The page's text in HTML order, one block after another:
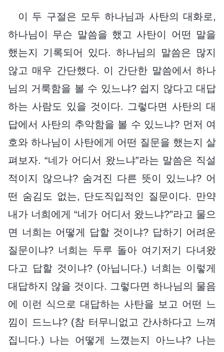
이 두 구절은 모두 하나님과 사탄의 대화로,
하나님이 무슨 말씀을 했고 사탄이 어떤 말을
했는지 기록되어 있다. 하나님의 말씀은 많지
않고 매우 간단했다. 이 간단한 말씀에서 하나
님의 거룩함을 볼 수 있느냐? 쉽지 않다고 대답
하는 사람도 있을 것이다. 그렇다면 사탄의 대
답에서 사탄의 추악함을 볼 수 있느냐? 먼저 여
호와 하나님이 사탄에게 어떤 질문을 했는지 살
펴보자. “네가 어디서 왔느냐”라는 말씀은 직설
적이지 않으냐? 숨겨진 다른 뜻이 있느냐? 어
떤 숨김도 없는, 단도직입적인 질문이다. 만약
내가 너희에게 “네가 어디서 왔느냐?”라고 물으
면 너희는 어떻게 답할 것이냐? 답하기 어려운
질문이냐? 너희는 두루 돌아 여기저기 다녀왔
다고 답할 것이냐? (아닙니다.) 너희는 이렇게
대답하지 않을 것이다. 그렇다면 하나님의 물음
에 이런 식으로 대답하는 사탄을 보고 어떤 느
낌이 드느냐? (참 터무니없고 간사하다고 느껴
집니다.) 나는 어떻게 느꼈는지 아느냐? 나는